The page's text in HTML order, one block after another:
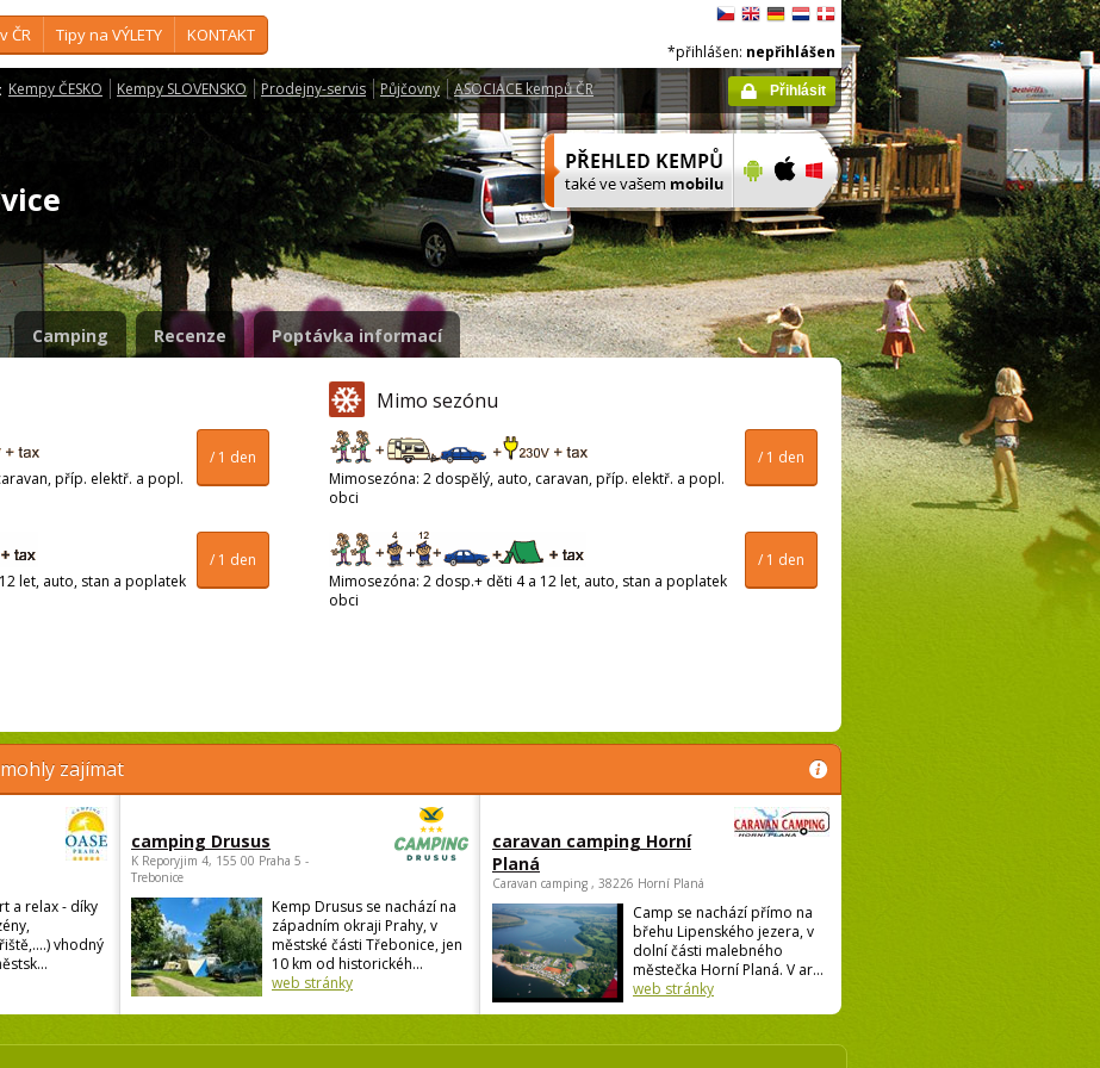
ČR Tipy na VÝLETY KONTAKT
Kempy ČESKO Kempy SLOVENSKO Prodejny-servis Půjčovny ASOCIACE kempů ČR
*přihlášen: nepřihlášen
Přihlásit
Camping Recenze Poptávka informací
/ 1 den
příp. elektř. a popl.
/ 1 den
let, auto, stan a poplatek
Mimo sezónu
/ 1 den
Mimosezóna: 2 dospělý, auto, caravan, příp. elektř. a popl.
obci
/ 1 den
Mimosezóna: 2 dosp.+ děti 4 a 12 let, auto, stan a poplatek
obci
zajímat
a relax - díky
vhodný
camping Drusus
K Reporyjim 4, 155 00 Praha 5 -
Trebonice
Kemp Drusus se nachází na
západním okraji Prahy, v
městské části Třebonice, jen
10 km od historickéh...
web stránky
caravan camping Horní
Planá
Caravan camping , 38226 Horní Planá
Camp se nachází přímo na
břehu Lipenského jezera, v
dolní části malebného
městečka Horní Planá. V ar...
web stránky